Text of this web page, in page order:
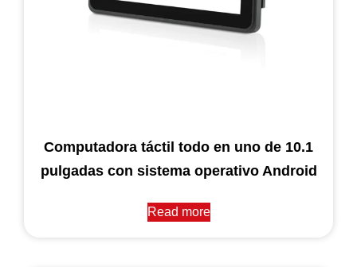
Computadora táctil todo en uno de 10.1
pulgadas con sistema operativo Android
Read more